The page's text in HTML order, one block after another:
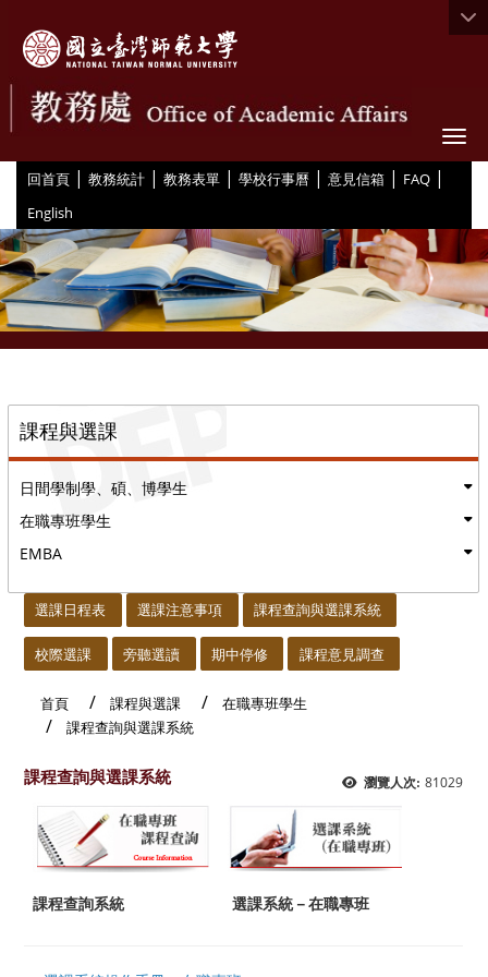
回首頁 | 教務統計 | 教務表單 | 學校行事曆 | 意見信箱 | FAQ |
English
課程與選課
日間學制學、碩、博學生
在職專班學生
EMBA
選課日程表 選課注意事項 課程查詢與選課系統
校際選課 旁聽選讀 期中停修 課程意見調查
首頁 課程與選課
在職專班學生
課程查詢與選課系統
瀏覽人次: 81029
課程查詢與選課系統
課程查詢系統 選課系統－在職專班